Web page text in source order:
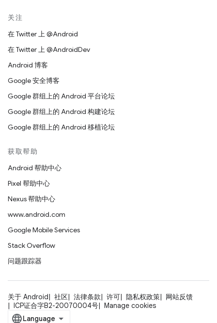
关注
在 Twitter 上 @Android
在 Twitter 上 @AndroidDev
Android 博客
Google 安全博客
Google 群组上的 Android 平台论坛
Google 群组上的 Android 构建论坛
Google 群组上的 Android 移植论坛
获取帮助
Android 帮助中心
Pixel 帮助中心
Nexus 帮助中心
www.android.com
Google Mobile Services
Stack Overflow
问题跟踪器
关于 Android 社区 法律条款 许可 隐私权政策
网站反馈
ICP证合字B2-20070004号
Manage cookies